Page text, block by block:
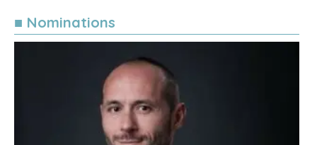
■ Nominations